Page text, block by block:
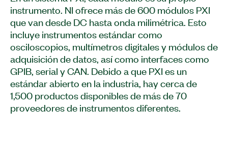
instrumento. NI ofrece más de 600 módulos PXI
que van desde DC hasta onda milimétrica. Esto
incluye instrumentos estándar como
osciloscopios, multímetros digitales y módulos de
adquisición de datos, así como interfaces como
GPIB, serial y CAN. Debido a que PXI es un
estándar abierto en la industria, hay cerca de
1,500 productos disponibles de más de 70
proveedores de instrumentos diferentes.